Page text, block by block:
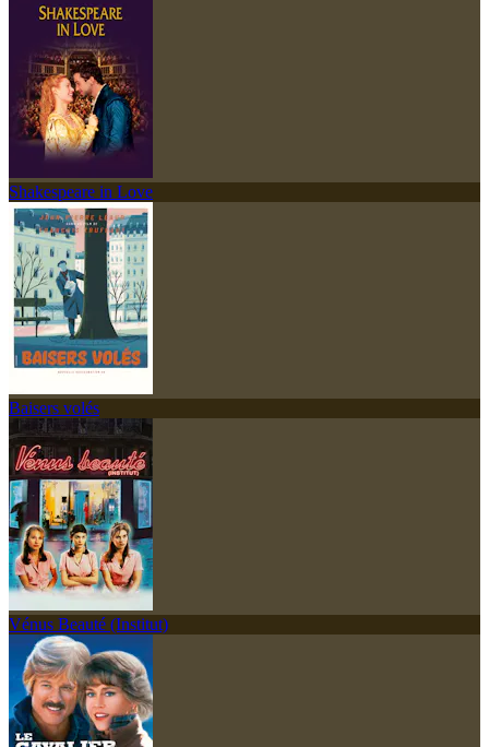
Shakespeare in Love
Baisers volés
Vénus Beauté (Institut)